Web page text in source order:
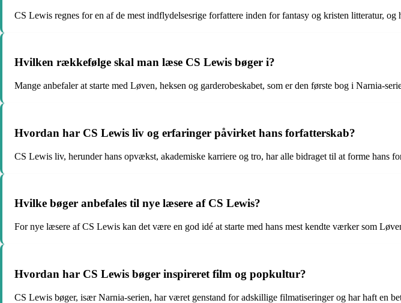
CS Lewis regnes for en af de mest indflydelsesrige forfattere inden for fantasy og kristen litteratur,
Hvilken rækkefølge skal man læse CS Lewis bøger i?
Mange anbefaler at starte med Løven, heksen og garderobeskabet, som er den første bog i Narnia-
Hvordan har CS Lewis liv og erfaringer påvirket hans forfatterskab?
CS Lewis liv, herunder hans opvækst, akademiske karriere og tro, har alle bidraget til at forme hans
Hvilke bøger anbefales til nye læsere af CS Lewis?
For nye læsere af CS Lewis kan det være en god idé at starte med hans mest kendte værker som
Hvordan har CS Lewis bøger inspireret film og popkultur?
CS Lewis bøger, især Narnia-serien, har været genstand for adskillige filmatiseringer og har haft en